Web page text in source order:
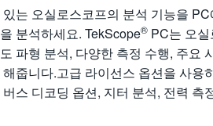
는 오실로스코프의 분석 기능을
분석하세요. TekScope® PC는 오
파형 분석, 다양한 측정 수행, 주요
줍니다.고급 라이선스 옵션을 사용
스 디코딩 옵션, 지터 분석, 전력 측